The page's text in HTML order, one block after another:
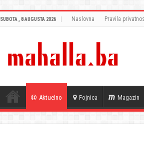
SUBOTA , 8 AUGUSTA 2026 Naslovna Pravila
Aktuelno Fojnica Magazin